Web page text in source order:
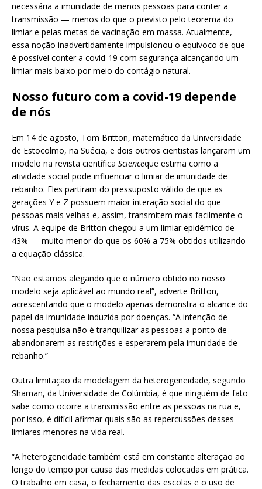
necessária a imunidade de menos pessoas para conter a
transmissão — menos do que o previsto pelo teorema do
limiar e pelas metas de vacinação em massa. Atualmente,
essa noção inadvertidamente impulsionou o equívoco de que
é possível conter a covid-19 com segurança alcançando um
limiar mais baixo por meio do contágio natural.
Nosso futuro com a covid-19 depende
de nós
Em 14 de agosto, Tom Britton, matemático da Universidade
de Estocolmo, na Suécia, e dois outros cientistas lançaram um
modelo na revista científica Scienceque estima como a
atividade social pode influenciar o limiar de imunidade de
rebanho. Eles partiram do pressuposto válido de que as
gerações Y e Z possuem maior interação social do que
pessoas mais velhas e, assim, transmitem mais facilmente o
vírus. A equipe de Britton chegou a um limiar epidêmico de
43% — muito menor do que os 60% a 75% obtidos utilizando
a equação clássica.
“Não estamos alegando que o número obtido no nosso
modelo seja aplicável ao mundo real”, adverte Britton,
acrescentando que o modelo apenas demonstra o alcance do
papel da imunidade induzida por doenças. “A intenção de
nossa pesquisa não é tranquilizar as pessoas a ponto de
abandonarem as restrições e esperarem pela imunidade de
rebanho.”
Outra limitação da modelagem da heterogeneidade, segundo
Shaman, da Universidade de Colúmbia, é que ninguém de fato
sabe como ocorre a transmissão entre as pessoas na rua e,
por isso, é difícil afirmar quais são as repercussões desses
limiares menores na vida real.
“A heterogeneidade também está em constante alteração ao
longo do tempo por causa das medidas colocadas em prática.
O trabalho em casa, o fechamento das escolas e o uso de